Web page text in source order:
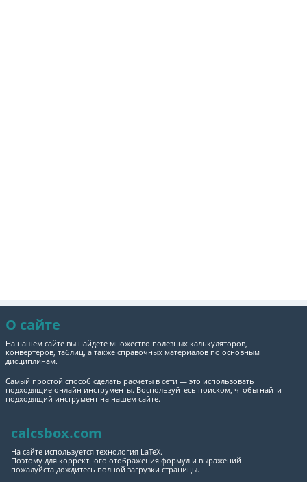
О сайте
На нашем сайте вы найдете множество полезных калькуляторов,
конвертеров, таблиц, а также справочных материалов по основным
дисциплинам.
Самый простой способ сделать расчеты в сети — это использовать
подходящие онлайн инструменты. Воспользуйтесь поиском, чтобы найти
подходящий инструмент на нашем сайте.
calcsbox.com
На сайте используется технология LaTeX.
Поэтому для корректного отображения формул и выражений
пожалуйста дождитесь полной загрузки страницы.